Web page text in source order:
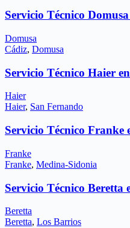
Servicio Técnico
Domusa
Cádiz, Domusa
Servicio Técnico Haier
Haier
Haier, San Fernando
Servicio Técnico Franke
Franke
Franke, Medina-Sidonia
Servicio Técnico Beretta
Beretta
Beretta, Los Barrios